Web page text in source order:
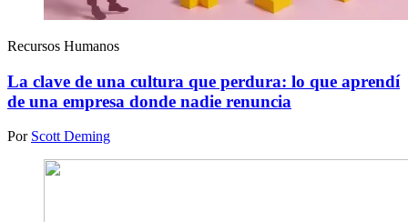
Recursos Humanos
La clave de una cultura que perdura: lo que aprendí
de una empresa donde nadie renuncia
Por Scott Deming